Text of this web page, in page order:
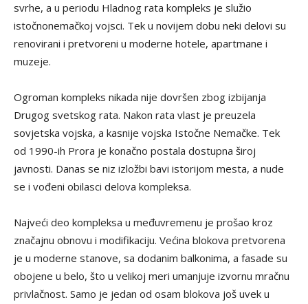
svrhe, a u periodu Hladnog rata kompleks je služio
istočnonemačkoj vojsci. Tek u novijem dobu neki delovi su
renovirani i pretvoreni u moderne hotele, apartmane i
muzeje.
Ogroman kompleks nikada nije dovršen zbog izbijanja
Drugog svetskog rata. Nakon rata vlast je preuzela
sovjetska vojska, a kasnije vojska Istočne Nemačke. Tek
od 1990-ih Prora je konačno postala dostupna široj
javnosti. Danas se niz izložbi bavi istorijom mesta, a nude
se i vođeni obilasci delova kompleksa.
Najveći deo kompleksa u međuvremenu je prošao kroz
značajnu obnovu i modifikaciju. Većina blokova pretvorena
je u moderne stanove, sa dodanim balkonima, a fasade su
obojene u belo, što u velikoj meri umanjuje izvornu mračnu
privlačnost. Samo je jedan od osam blokova još uvek u